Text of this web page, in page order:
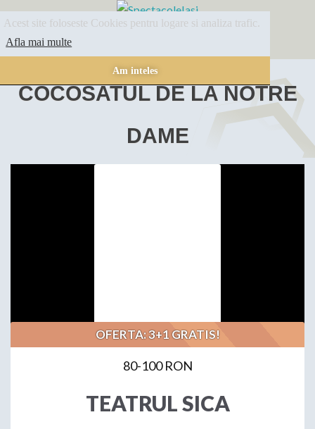
Acest site foloseste Cookies pentru logare si analiza trafic.
Afla mai multe
Am inteles
SPECTACOLE
COCOSATUL DE LA NOTRE
DAME
OFERTA: 3+1 GRATIS!
80-100 RON
TEATRUL SICA